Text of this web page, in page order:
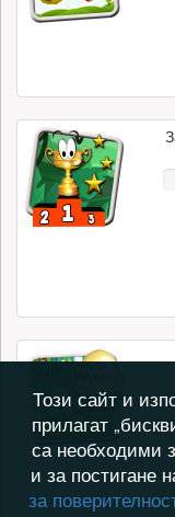
Този сайт и
прилагат
са необходими
и за постигане
за